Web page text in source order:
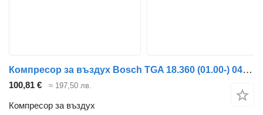
Компресор за въздух Bosch TGA 18.360 (01.00-) 0480099004 за влекач MAN 4-series, TGA (1993-2009)
100,81 € ≈ 197,50 лв.
Компресор за въздух